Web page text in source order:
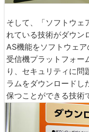
そして、「ソフトウェ
れている技術がダウン
AS機能をソフトウェ
受信機プラットフォー
り、セキュリティに問
ラムをダウンロードし
保つことができる技術